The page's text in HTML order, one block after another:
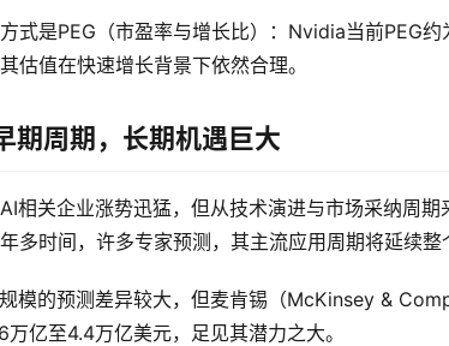
式是PEG（市盈率与增长比）：Nvidia当前PEG约
估值在快速增长背景下依然合理。
期周期，长期机遇巨大
相关企业涨势迅猛，但从技术演进与市场采纳周
多时间，许多专家预测，其主流应用周期将延续整
模的预测差异较大，但麦肯锡（McKinsey &
亿至4.4万亿美元，足见其潜力之大。